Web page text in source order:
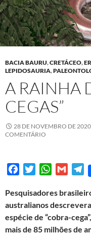
BACIA BAURU,CRETÁCEO,
LEPIDOSAURIA,
A RAINHA
CEGAS”
28 DE NOVEMBRO DE 2020
COMENTÁRIO
c
e
b
o
i
t
t
e
W
a
t
s
A
G
a
i
l
T
l
e
g
r
Pesquisadores
australianos
espécie de “cobra-
mais de 85 milhões de